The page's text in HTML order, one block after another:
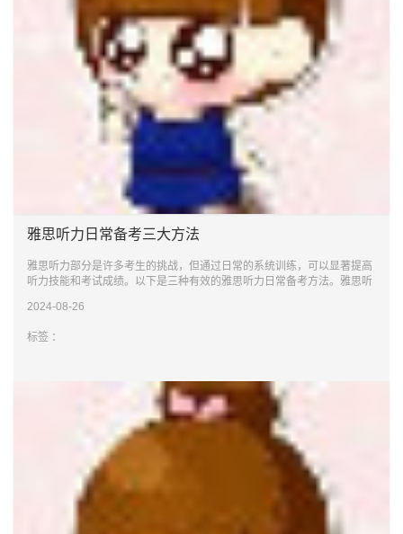
雅思听力日常备考三大方法
雅思听力部分是许多考生的挑战，但通过日常的系统训练，可以显著提高
听力技能和考试成绩。以下是三种有效的雅思听力日常备考方法。雅思听
2024-08-26
标签 ：